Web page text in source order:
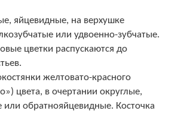
яйцевидные, на верхушке
или удвоенно-зубчатые.
цветки распускаются до
желтовато-красного
цвета, в очертании округлые,
или обратнояйцевидные. Косточка